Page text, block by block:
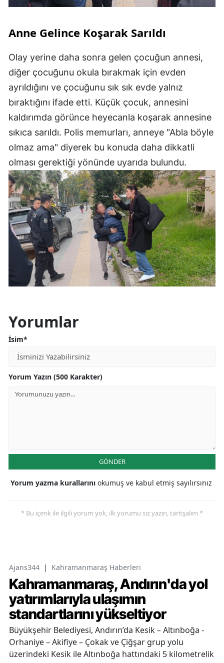
Anne Gelince Koşarak Sarıldı
Olay yerine daha sonra gelen çocuğun annesi,
diğer çocuğunu okula bırakmak için evden
ayrıldığını ve çocuğunu sık sık evde yalnız
bıraktığını ifade etti. Küçük çocuk, annesini
kaldırımda görünce heyecanla koşarak annesine
sıkıca sarıldı. Polis memurları, anneye "Abla böyle
olmaz ama" diyerek bu konuda daha dikkatli
olması gerektiği yönünde uyarıda bulundu.
Yorumlar
İsim*
Yorum Yazın (500 Karakter)
GÖNDER
Yorum yazma kurallarını okumuş ve kabul etmiş sayılırsınız
* Bu içerik ile ilgili yorum yok, ilk yorumu siz yazın, tartışalım *
Ajans344 | Kahramanmaraş Haberleri
Kahramanmaraş, Andırın'da yol
yatırımlarıyla ulaşımın
standartlarını yükseltiyor
Büyükşehir Belediyesi, Andırın’da Kesik – Altınboğa -
Orhaniye – Akifiye – Çokak ve Çiğşar grup yolu
üzerindeki Kesik ile Altınboğa hattındaki 5 kilometrelik